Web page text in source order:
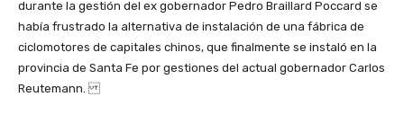
durante la gestión del ex gobernador Pedro Braillard Poccard se
había frustrado la alternativa de instalación de una fábrica de
ciclomotores de capitales chinos, que finalmente se instaló en la
provincia de Santa Fe por gestiones del actual gobernador Carlos
Reutemann.